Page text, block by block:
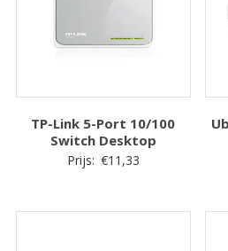
TP-Link 5-Port 10/100
Switch Desktop
Prijs: €11,33